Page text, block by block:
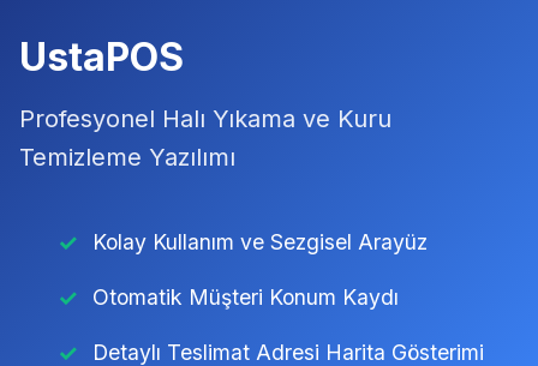
UstaPOS
Profesyonel Halı Yıkama ve Kuru
Temizleme Yazılımı
Kolay Kullanım ve Sezgisel Arayüz
Otomatik Müşteri Konum Kaydı
Detaylı Teslimat Adresi Harita Gösterimi